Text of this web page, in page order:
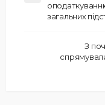
загальних
З